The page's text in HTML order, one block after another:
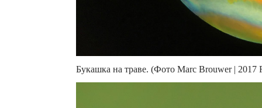
Букашка на траве. (Фото Marc Brouwer | 2017